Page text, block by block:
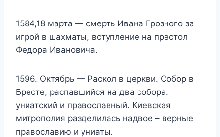
1584,18 марта — смерть Ивана Грозного за
игрой в шахматы, вступление на престол
Федора Ивановича.
1596. Октябрь — Раскол в церкви. Собор в
Бресте, распавшийся на два собора:
униатский и православный. Киевская
митрополия разделилась надвое – верные
православию и униаты.